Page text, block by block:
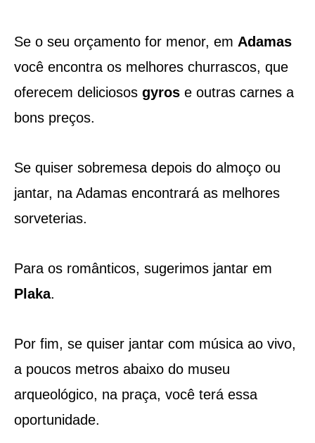
Se o seu orçamento for menor, em Adamas
você encontra os melhores churrascos, que
oferecem deliciosos gyrose outras carnes a
bons preços.
Se quiser sobremesa depois do almoço ou
jantar, na Adamas encontrará as melhores
sorveterias.
Para os românticos, sugerimos jantar em
Plaka.
Por fim, se quiser jantar com música ao vivo,
a poucos metros abaixo do museu
arqueológico, na praça, você terá essa
oportunidade.